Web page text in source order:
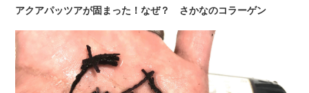
アクアパッツアが固まった！なぜ？ さかなのコラーゲン